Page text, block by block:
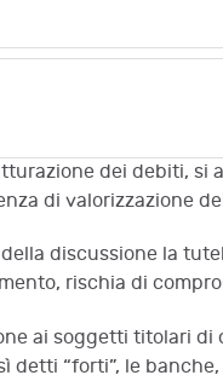
dei debiti,
di valorizzazione
discussione la
rischia di
ai soggetti titolari
“forti”, le